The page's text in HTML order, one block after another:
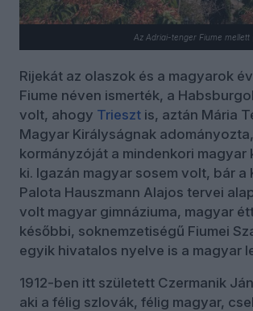
Az Adriai-tenger Fiume mellett
Rijekát az olaszok és a magyarok
Fiume néven ismerték, a
volt, ahogy Trieszt is, aztán Mária
Magyar Királyságnak adományozta,
kormányzóját a mindenkori magyar
ki. Igazán magyar sosem volt, bár a
Palota Hauszmann Alajos tervei
volt magyar gimnáziuma, magyar
későbbi, soknemzetiségű Fiumei
egyik hivatalos nyelve is a magyar
1912-ben itt született Czermanik
aki a félig szlovák, félig magyar,